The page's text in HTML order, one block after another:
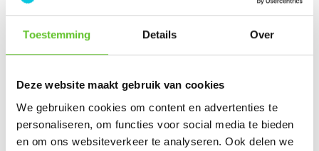
Toestemming Details Over
Deze website maakt gebruik van cookies
We gebruiken cookies om content en advertenties te
personaliseren, om functies voor social media te bieden
en om ons websiteverkeer te analyseren. Ook delen we
Dagje Zuidfoor? Win een familiepakket vol bonnetjes
Zonsverduistering en een giga-springpark: tien tips voor
augustus
UPDATE
Bestel nu al je BRUZZKet-schoolkalender
Mijn droomberoep: Lilya wil journalist worden